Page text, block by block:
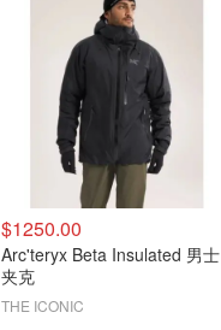
$1250.00
Arc'teryx Beta Insulated 男士
夹克
THE ICONIC